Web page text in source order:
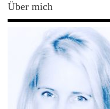
Über mich